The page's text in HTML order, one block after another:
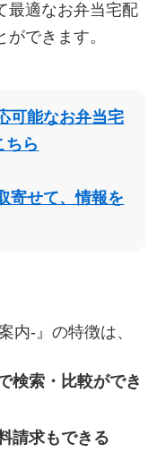
最適なお弁当宅配
できます。
可能なお弁当宅
ちら
寄せて、情報を
内‐』の特徴は、
検索・比較ができ
請求もできる